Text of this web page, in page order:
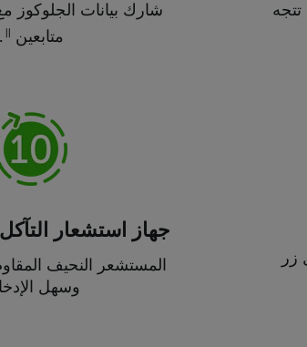
متابعين
.
زر
جهاز استشعار التآكل لمدة
المستشعر النحيف
وسهل